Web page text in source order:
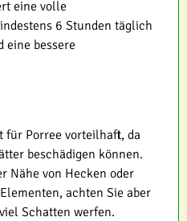
eine volle
6 Stunden täglich
eine bessere
für Porree vorteilhaft, da
beschädigen können.
Nähe von Hecken oder
achten Sie aber
Schatten werfen.